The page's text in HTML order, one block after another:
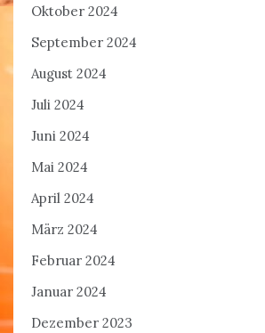
Oktober 2024
September 2024
August 2024
Juli 2024
Juni 2024
Mai 2024
April 2024
März 2024
Februar 2024
Januar 2024
Dezember 2023